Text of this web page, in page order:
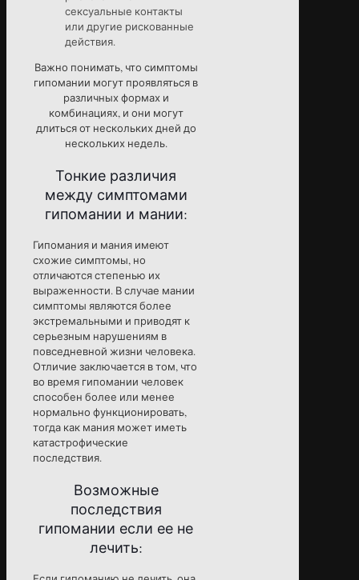
сексуальные контакты
или другие рискованные
действия.
Важно понимать, что симптомы
гипомании могут проявляться в
различных формах и
комбинациях, и они могут
длиться от нескольких дней до
нескольких недель.
Тонкие различия
между симптомами
гипомании и мании:
Гипомания и мания имеют
схожие симптомы, но
отличаются степенью их
выраженности. В случае мании
симптомы являются более
экстремальными и приводят к
серьезным нарушениям в
повседневной жизни человека.
Отличие заключается в том, что
во время гипомании человек
способен более или менее
нормально функционировать,
тогда как мания может иметь
катастрофические
последствия.
Возможные
последствия
гипомании если ее не
лечить: